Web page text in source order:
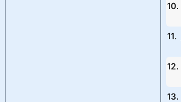
10.
11.
12.
13.